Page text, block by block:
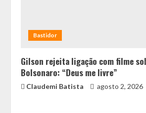
Bastidor
Gilson rejeita ligação com filme
Bolsonaro: “Deus me livre”
Claudemi Batista agosto 2, 2026